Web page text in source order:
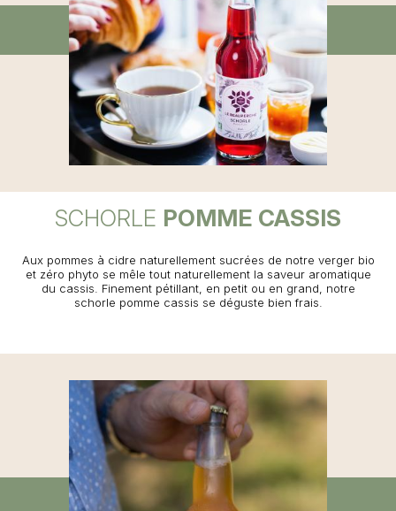
SCHORLE POMME CASSIS
Aux pommes à cidre naturellement sucrées de notre verger bio
et zéro phyto se mêle tout naturellement la saveur aromatique
du cassis. Finement pétillant, en petit ou en grand, notre
schorle pomme cassis se déguste bien frais.